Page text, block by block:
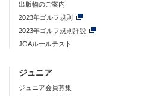
出版物のご案内
2023年ゴルフ規則
2023年ゴルフ規則詳説
JGAルールテスト
ジュニア
ジュニア会員募集